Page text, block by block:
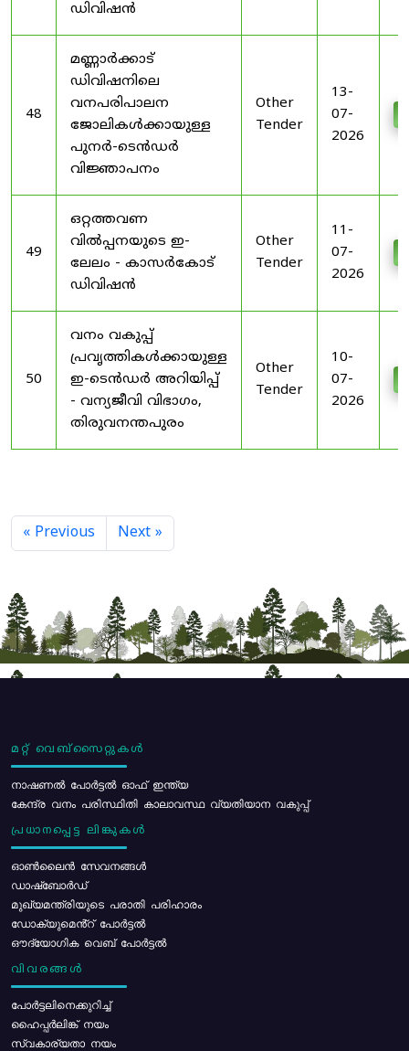
ഡിവിഷൻ
48
മണ്ണാർക്കാട്
ഡിവിഷനിലെ
വനപരിപാലന
ജോലികൾക്കായുള്ള
പുനർ-ടെൻഡർ
വിജ്ഞാപനം
Other
Tender
13-
07-
2026
49
ഒറ്റത്തവണ
വിൽപ്പനയുടെ ഇ-
ലേലം - കാസർകോട്
ഡിവിഷൻ
Other
Tender
11-
07-
2026
50
വനം വകുപ്പ്
പ്രവൃത്തികൾക്കായുള്ള
ഇ-ടെൻഡർ അറിയിപ്പ്
- വന്യജീവി വിഭാഗം,
തിരുവനന്തപുരം
Other
Tender
10-
07-
2026
« Previous Next »
മറ്റ് വെബ്സൈറ്റുകൾ
നാഷണൽ പോർട്ടൽ ഓഫ് ഇന്ത്യ
കേന്ദ്ര വനം പരിസ്ഥിതി കാലാവസ്ഥ വ്യതിയാന വകുപ്പ്
പ്രധാനപ്പെട്ട ലിങ്കുകൾ
ഓൺലൈൻ സേവനങ്ങൾ
ഡാഷ്ബോർഡ്
മുഖ്യമന്ത്രിയുടെ പരാതി പരിഹാരം
ഡോക്യുമെൻ്റ് പോർട്ടൽ
ഔദ്യോഗിക വെബ് പോർട്ടൽ
വിവരങ്ങൾ
പോര്‍ട്ടലിനെക്കുറിച്ച്
ഹൈപ്പർലിങ്ക് നയം
സ്വകാര്യതാ നയം